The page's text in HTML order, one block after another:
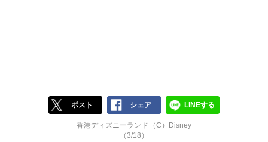
ポスト シェア LINEする
香港ディズニーランド（C）Disney
（3/18）